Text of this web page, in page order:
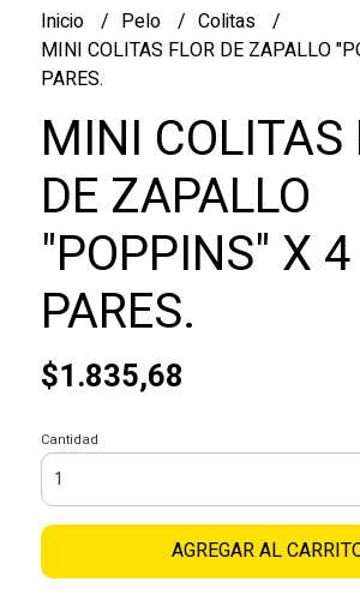
Inicio Pelo
Colitas
MINI COLITAS FLOR DE ZAPALLO
PARES.
MINI COLITAS
DE ZAPALLO
"POPPINS" X 4
PARES.
$1.835,68
Cantidad
AGREGAR AL